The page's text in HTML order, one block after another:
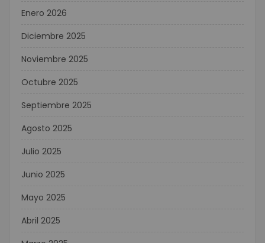
Enero 2026
Diciembre 2025
Noviembre 2025
Octubre 2025
Septiembre 2025
Agosto 2025
Julio 2025
Junio 2025
Mayo 2025
Abril 2025